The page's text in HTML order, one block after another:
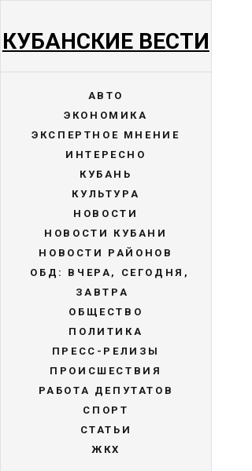
КУБАНСКИЕ ВЕСТИ
АВТО
ЭКОНОМИКА
ЭКСПЕРТНОЕ МНЕНИЕ
ИНТЕРЕСНО
КУБАНЬ
КУЛЬТУРА
НОВОСТИ
НОВОСТИ КУБАНИ
НОВОСТИ РАЙОНОВ
ОБД: ВЧЕРА, СЕГОДНЯ,
ЗАВТРА
ОБЩЕСТВО
ПОЛИТИКА
ПРЕСС-РЕЛИЗЫ
ПРОИСШЕСТВИЯ
РАБОТА ДЕПУТАТОВ
СПОРТ
СТАТЬИ
ЖКХ